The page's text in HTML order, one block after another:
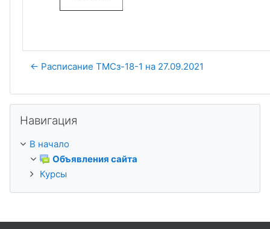
← Расписание ТМСз-18-1 на 27.09.2021
Навигация
В начало
Объявления сайта
Курсы